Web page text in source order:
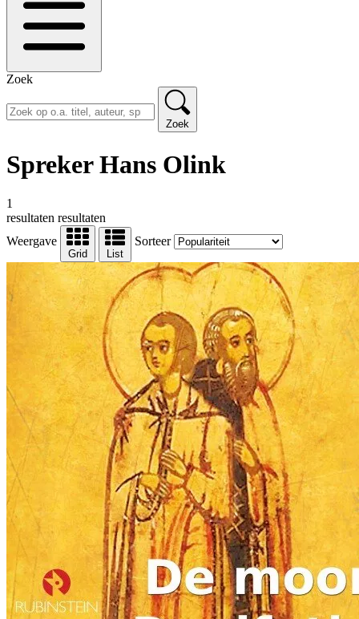
Zoek
Zoek
Spreker Hans Olink
1
resultaten resultaten
Weergave
Grid List
Sorteer